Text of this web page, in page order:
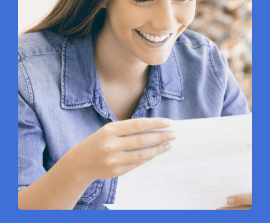
Por favor ingrese su teléfono de contacto incluyendo código de
país y lada. (requerido)
Y correo electrónico para mantenerte informado del estatus de tu
documento (requerido)
¿Cómo deseas que te contactemos?
Celular
Whatsapp
Subir documento a apostillar
Tipos de archivos: pdf, png, jpg, jpeg